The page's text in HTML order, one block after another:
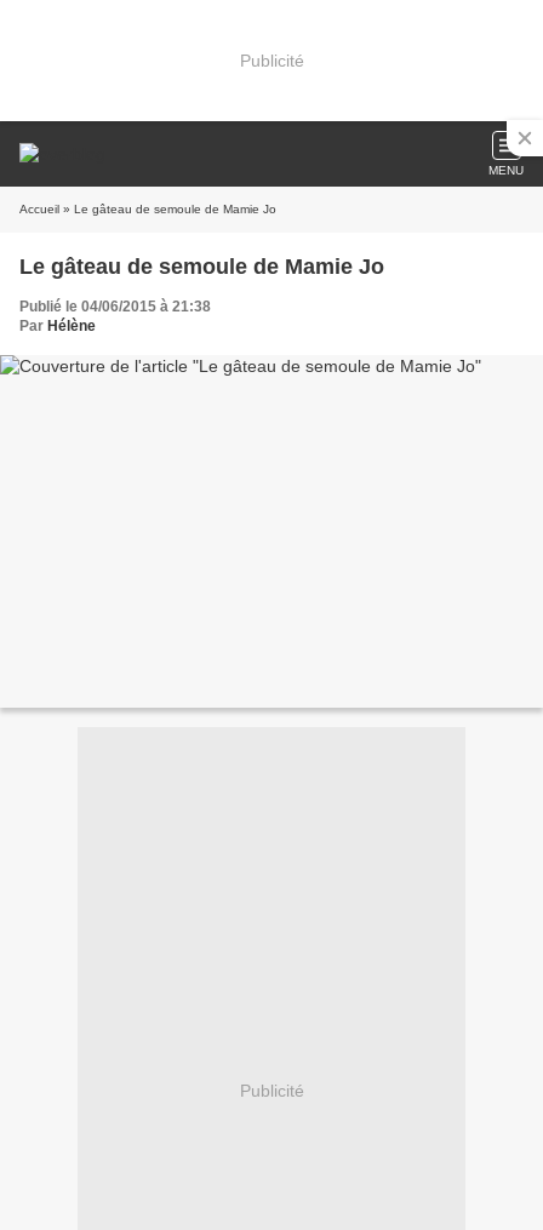
Publicité
MENU
Accueil » Le gâteau de semoule de Mamie Jo
Le gâteau de semoule de Mamie Jo
Publié le 04/06/2015 à 21:38
Par Hélène
Publicité